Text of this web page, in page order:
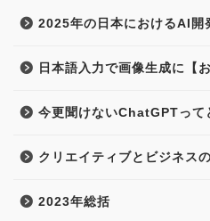
2025年の日本におけるAI開
日本語入力で画像生成に【
今更聞けないChatGPTって
クリエイティブとビジネス
2023年総括